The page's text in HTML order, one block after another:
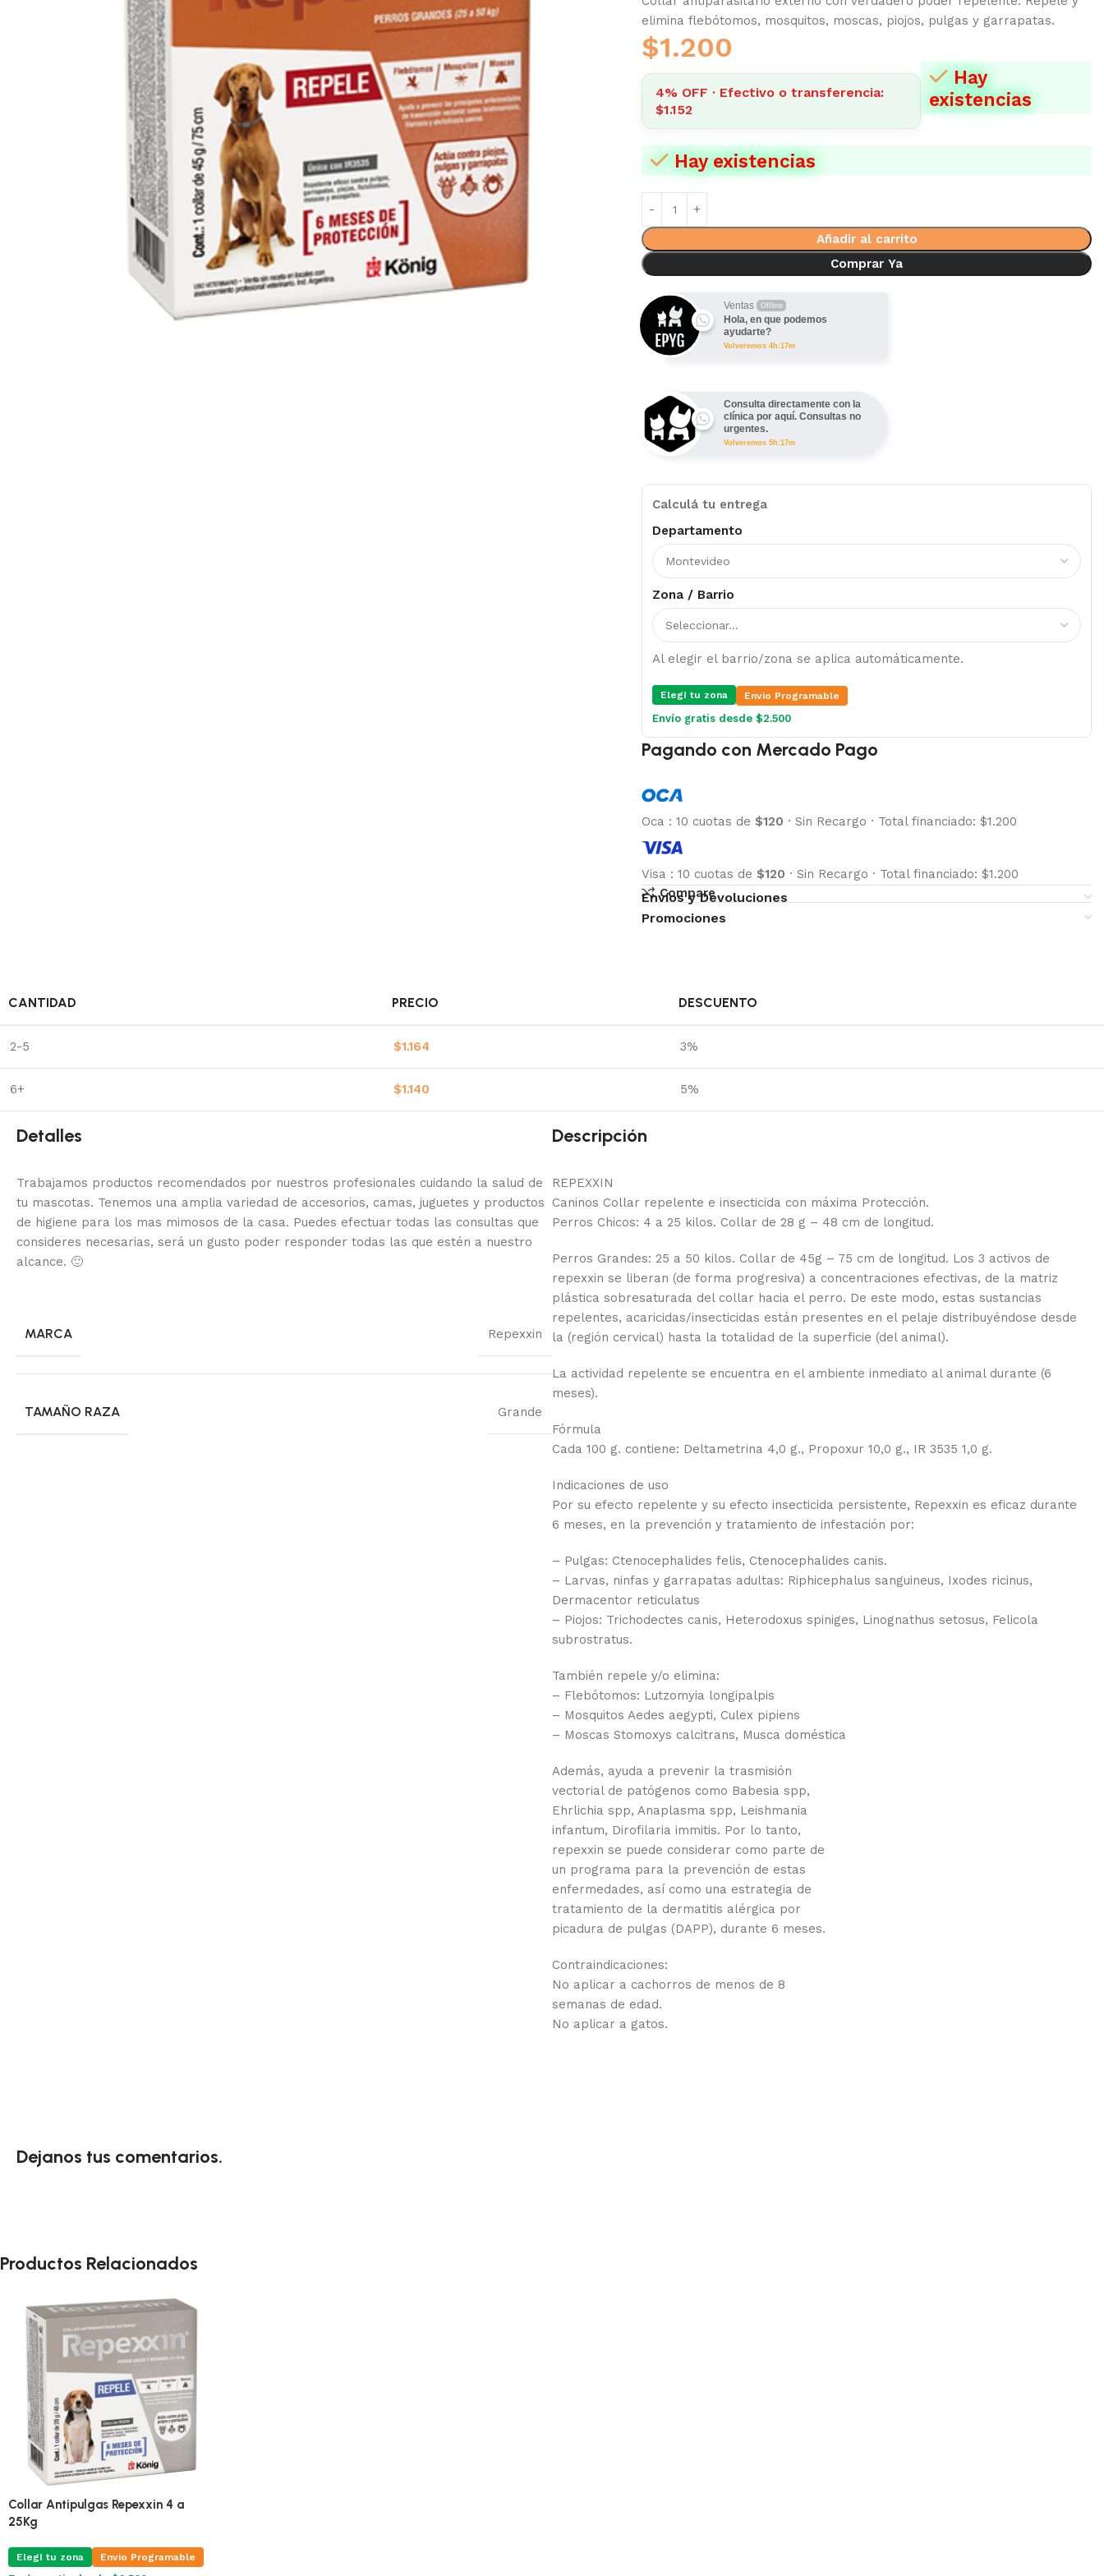
elimina flebótomos, mosquitos, moscas, piojos, pulgas y garrapatas.
$1.200
4% OFF · Efectivo o transferencia:
$1.152
Hay
existencias
Hay existencias
Añadir al carrito
Comprar Ya
Ventas Offline
Hola, en que podemos
ayudarte?
Volveremos 4h:17m
Consulta directamente con la
clínica por aquí. Consultas no
urgentes.
Volveremos 5h:17m
Calculá tu entrega
Departamento
Zona / Barrio
Al elegir el barrio/zona se aplica automáticamente.
Elegí tu zona Envio Programable
Envío gratis desde $2.500
Pagando con Mercado Pago
Oca : 10 cuotas de $120 · Sin Recargo · Total financiado: $1.200
Visa : 10 cuotas de $120 · Sin Recargo · Total financiado: $1.200
Compare
Envíos y Devoluciones
Promociones
CANTIDAD PRECIO DESCUENTO
2-5 $1.164 3%
6+ $1.140 5%
Detalles
Trabajamos productos recomendados por nuestros profesionales cuidando la salud de
tu mascotas. Tenemos una amplia variedad de accesorios, camas, juguetes y productos
de higiene para los mas mimosos de la casa. Puedes efectuar todas las consultas que
consideres necesarias, será un gusto poder responder todas las que estén a nuestro
alcance. 🙂
MARCA Repexxin
TAMAÑO RAZA Grande
Descripción
REPEXXIN
Caninos Collar repelente e insecticida con máxima Protección.
Perros Chicos: 4 a 25 kilos. Collar de 28 g – 48 cm de longitud.
Perros Grandes: 25 a 50 kilos. Collar de 45g – 75 cm de longitud. Los 3 activos de
repexxin se liberan (de forma progresiva) a concentraciones efectivas, de la matriz
plástica sobresaturada del collar hacia el perro. De este modo, estas sustancias
repelentes, acaricidas/insecticidas están presentes en el pelaje distribuyéndose desde
la (región cervical) hasta la totalidad de la superficie (del animal).
La actividad repelente se encuentra en el ambiente inmediato al animal durante (6
meses).
Fórmula
Cada 100 g. contiene: Deltametrina 4,0 g., Propoxur 10,0 g., IR 3535 1,0 g.
Indicaciones de uso
Por su efecto repelente y su efecto insecticida persistente, Repexxin es eficaz durante
6 meses, en la prevención y tratamiento de infestación por:
– Pulgas: Ctenocephalides felis, Ctenocephalides canis.
– Larvas, ninfas y garrapatas adultas: Riphicephalus sanguineus, Ixodes ricinus,
Dermacentor reticulatus
– Piojos: Trichodectes canis, Heterodoxus spiniges, Linognathus setosus, Felicola
subrostratus.
También repele y/o elimina:
– Flebótomos: Lutzomyia longipalpis
– Mosquitos Aedes aegypti, Culex pipiens
– Moscas Stomoxys calcitrans, Musca doméstica
Además, ayuda a prevenir la trasmisión
vectorial de patógenos como Babesia spp,
Ehrlichia spp, Anaplasma spp, Leishmania
infantum, Dirofilaria immitis. Por lo tanto,
repexxin se puede considerar como parte de
un programa para la prevención de estas
enfermedades, así como una estrategia de
tratamiento de la dermatitis alérgica por
picadura de pulgas (DAPP), durante 6 meses.
Contraindicaciones:
No aplicar a cachorros de menos de 8
semanas de edad.
No aplicar a gatos.
Dejanos tus comentarios.
Productos Relacionados
Collar Antipulgas Repexxin 4 a
25Kg
Elegí tu zona Envio Programable